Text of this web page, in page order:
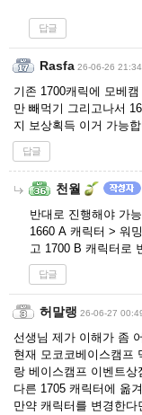
답글
Rasfa 26-06-26 21:34
기존 1700캐릭에 모베
만 빼먹기 그리고나서
지 보상획득 이거 가능
답글
천월
반대로 진행해야 가
1660 A 캐릭터 > 워
고 1700 B 캐릭터로
답글
허말랭 26-06-27
선생님 제가 이해가 좀
현재 모코코베이스캠프
랑 베이스캠프 이벤트
다른 1705 캐릭터에 옮
만약 캐릭터를 변경한